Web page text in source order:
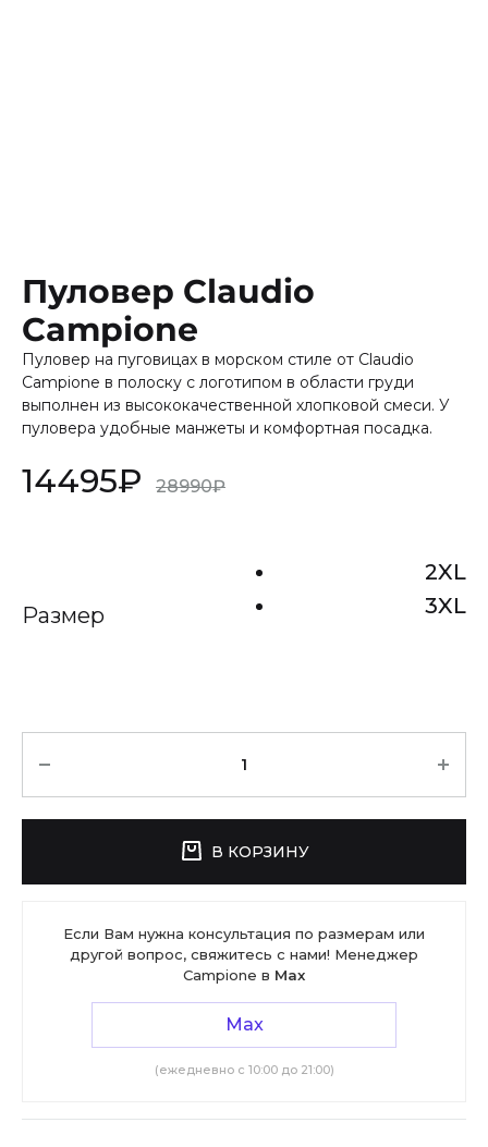
Пуловер Claudio
Campione
Пуловер на пуговицах в морском стиле от Claudio
Campione в полоску с логотипом в области груди
выполнен из высококачественной хлопковой смеси. У
пуловера удобные манжеты и комфортная посадка.
14495₽ 28990₽
Размер
2XL
3XL
В КОРЗИНУ
Если Вам нужна консультация по размерам или
другой вопрос, свяжитесь с нами! Менеджер
Campione в Max
Max
(ежедневно с 10:00 до 21:00)